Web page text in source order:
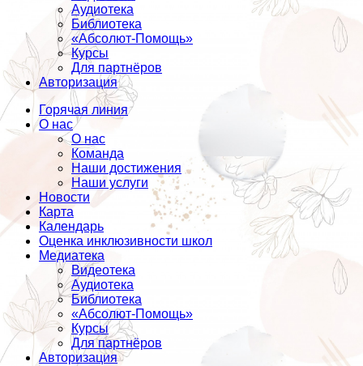
Аудиотека
Библиотека
«Абсолют-Помощь»
Курсы
Для партнёров
Авторизация
Горячая линия
О нас
О нас
Команда
Наши достижения
Наши услуги
Новости
Карта
Календарь
Оценка инклюзивности школ
Медиатека
Видеотека
Аудиотека
Библиотека
«Абсолют-Помощь»
Курсы
Для партнёров
Авторизация